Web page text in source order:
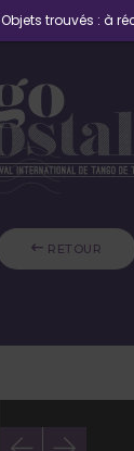
RETOUR
Objets trouvés : à